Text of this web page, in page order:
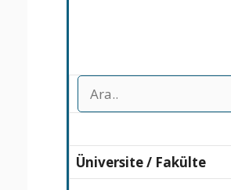
Üniversite/ Fakülte